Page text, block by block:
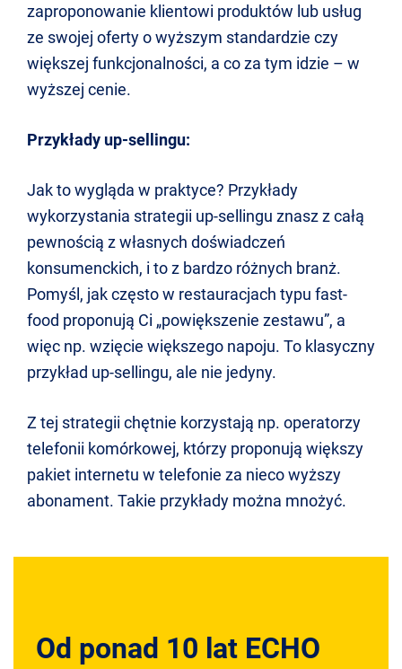
zaproponowanie klientowi produktów lub usług
ze swojej oferty o wyższym standardzie czy
większej funkcjonalności, a co za tym idzie – w
wyższej cenie.
Przykłady up-sellingu:
Jak to wygląda w praktyce? Przykłady
wykorzystania strategii up-sellingu znasz z całą
pewnością z własnych doświadczeń
konsumenckich, i to z bardzo różnych branż.
Pomyśl, jak często w restauracjach typu fast-
food proponują Ci „powiększenie zestawu”, a
więc np. wzięcie większego napoju. To klasyczny
przykład up-sellingu, ale nie jedyny.
Z tej strategii chętnie korzystają np. operatorzy
telefonii komórkowej, którzy proponują większy
pakiet internetu w telefonie za nieco wyższy
abonament. Takie przykłady można mnożyć.
Od ponad 10 lat ECHO